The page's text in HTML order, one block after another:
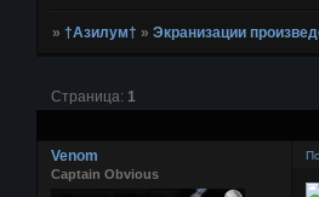
»†Азилум† »Экранизации
Страница: 1
Venom
Captain Obvious